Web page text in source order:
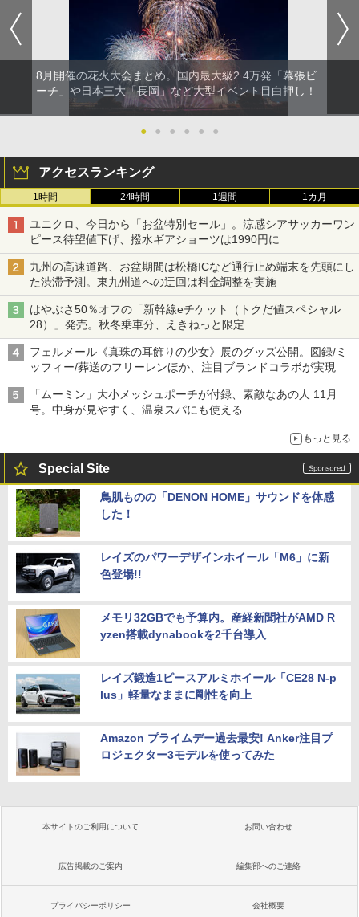
8月開催の花火大会まとめ。国内最大級2.4万発「幕張ビ
ーチ」や日本三大「長岡」など大型イベント目白押し！
● ● ● ● ● ●
アクセスランキング
1時間 24時間 1週間 1カ月
ユニクロ、今日から「お盆特別セール」。涼感シアサッカーワン
ピース待望値下げ、撥水ギアショーツは1990円に
九州の高速道路、お盆期間は松橋ICなど通行止め端末を先頭にし
た渋滞予測。東九州道への迂回は料金調整を実施
はやぶさ50％オフの「新幹線eチケット（トクだ値スペシャル
28）」発売。秋冬乗車分、えきねっと限定
フェルメール《真珠の耳飾りの少女》展のグッズ公開。図録/ミ
ッフィー/葬送のフリーレンほか、注目ブランドコラボが実現
「ムーミン」大小メッシュポーチが付録、素敵なあの人 11月
号。中身が見やすく、温泉スパにも使える
もっと見る
Special Site
鳥肌ものの「DENON HOME」サウンドを体感
した！
レイズのパワーデザインホイール「M6」に新
色登場!!
メモリ32GBでも予算内。産経新聞社がAMD R
yzen搭載dynabookを2千台導入
レイズ鍛造1ピースアルミホイール「CE28 N-p
lus」軽量なままに剛性を向上
Amazon プライムデー過去最安! Anker注目プ
ロジェクター3モデルを使ってみた
本サイトのご利用について お問い合わせ
広告掲載のご案内 編集部へのご連絡
プライバシーポリシー 会社概要